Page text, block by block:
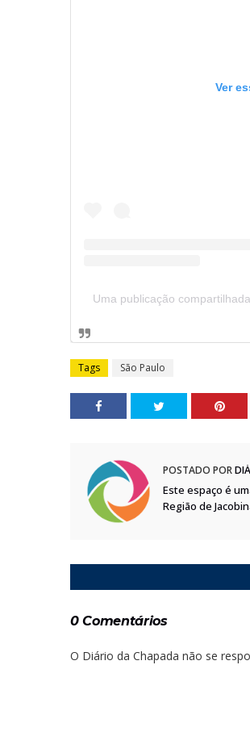
Ver
Uma publicação
Tags São Paulo
POSTADO POR
Este espaço é
Região de
0 Comentários
O Diário da Chapada não se